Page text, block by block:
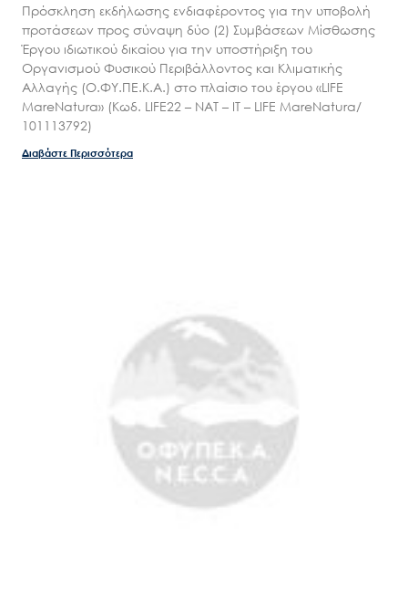
Επικοινωνία
Πρόσκληση εκδήλωσης ενδιαφέροντος για την υποβολή
προτάσεων προς σύναψη δύο (2) Συμβάσεων Μίσθωσης
Έργου ιδιωτικού δικαίου για την υποστήριξη του
Οργανισμού Φυσικού Περιβάλλοντος και Κλιματικής
Αλλαγής (Ο.ΦΥ.ΠΕ.Κ.Α.) στο πλαίσιο του έργου «LIFE
MareNatura» (Κωδ. LIFE22 – NAT – IT – LIFE MareNatura/
101113792)
Διαβάστε Περισσότερα